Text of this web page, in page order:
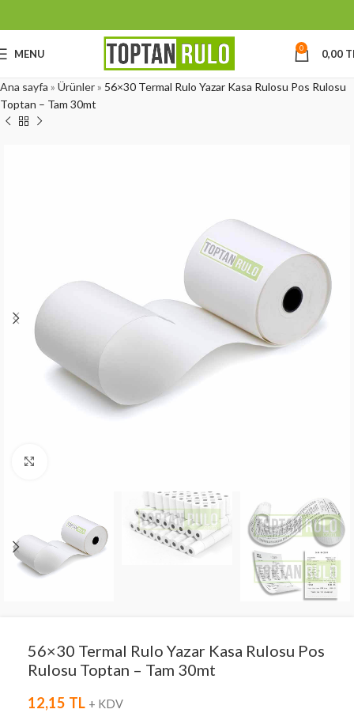
MENU 0 0,00
Ana sayfa » Ürünler» 56×30 Termal Rulo Yazar Kasa Rulosu Pos Rulosu
Toptan – Tam 30mt
56×30 Termal Rulo Yazar Kasa Rulosu Pos
Rulosu Toptan – Tam 30mt
12,15 TL + KDV